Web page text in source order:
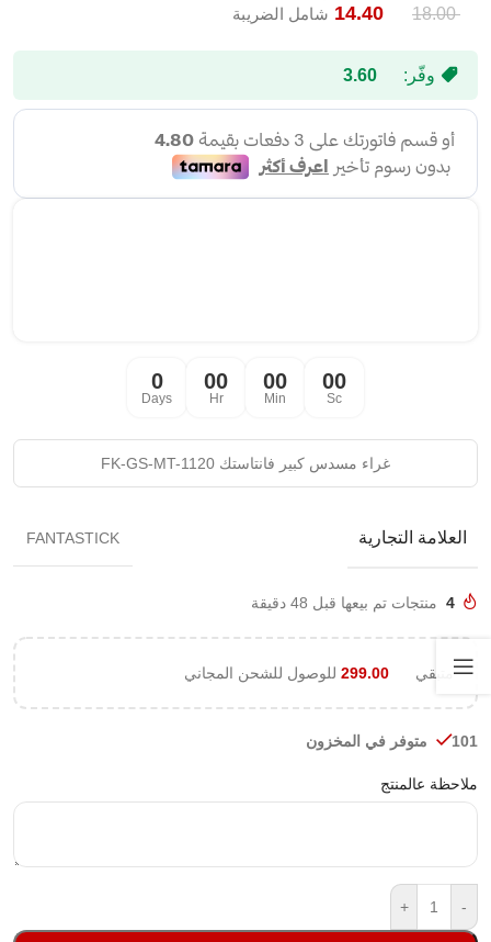
18.00
14.40 شامل الضريبة
وفّر: 3.60
0
Days
00
Hr
00
Min
00
Sc
غراء مسدس كبير فانتاستك FK-GS-MT-1120
العلامة التجارية FANTASTICK
4 منتجات تم بيعها قبل 48 دقيقة
متبقي 299.00 للوصول للشحن المجاني
101 متوفر في المخزون
ملاحظة عالمنتج
-
+